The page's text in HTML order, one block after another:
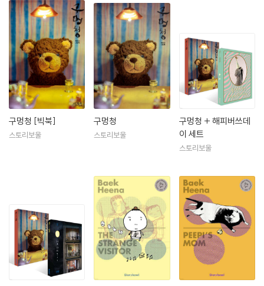
그동안 쓰고 그린 작품으로 『나는 개다』, 『이상한 손님』, 『알사탕』, 『이상
한 엄마』, 『꿈에서 맛본 똥파리』, 『장수탕 선녀님』,『삐약이 엄마』, 어제저
녁』, 『달 샤베트』, 『분홍줄』, 『북풍을 찾아간 소년』, 『구름빵』 등이 있다.
구멍청 [빅북]
스토리보울
구멍청
스토리보울
구멍청 + 해피버쓰데
이 세트
스토리보울